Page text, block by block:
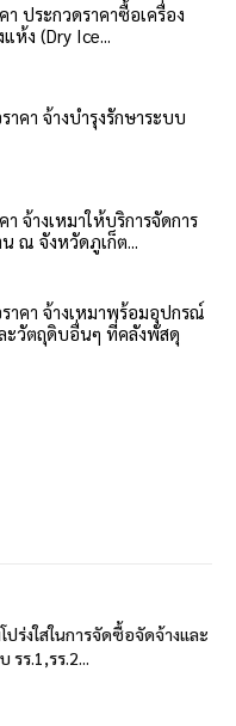
ประกวดราคาซื้อเครื่อง
ห้ง (Dry Ice...
าคา จ้างบำรุงรักษาระบบ
จ้างเหมาให้บริการจัดการ
ณ จังหวัดภูเก็ต...
าคา จ้างเหมาพร้อมอุปกรณ์
ะวัตถุดิบอื่นๆ ที่คลังพัสดุ
ปร่งใสในการจัดซื้อจัดจ้างและ
ร.1,รร.2...